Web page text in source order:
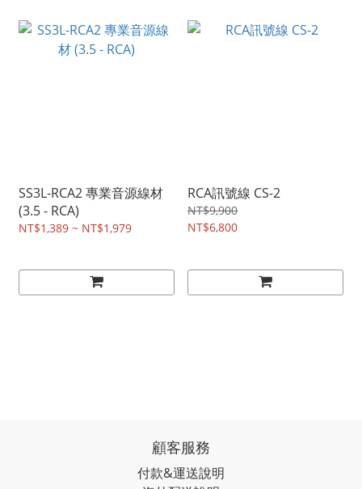
SS3L-RCA2 專業音源線材
(3.5 - RCA)
NT$1,389 ~ NT$1,979
RCA訊號線 CS-2
NT$9,900
NT$6,800
顧客服務
付款&運送說明